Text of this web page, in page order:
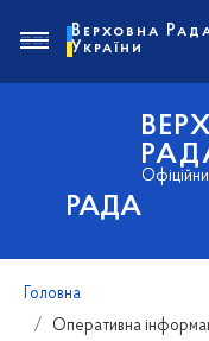
РАДА
Верховна
України
Головна
Оперативна